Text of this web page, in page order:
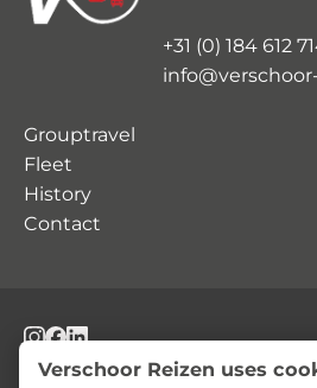
+31 (0) 184 612
Grouptravel
Fleet
History
Contact
Privacy Statement Terms
Verschoor Reizen uses